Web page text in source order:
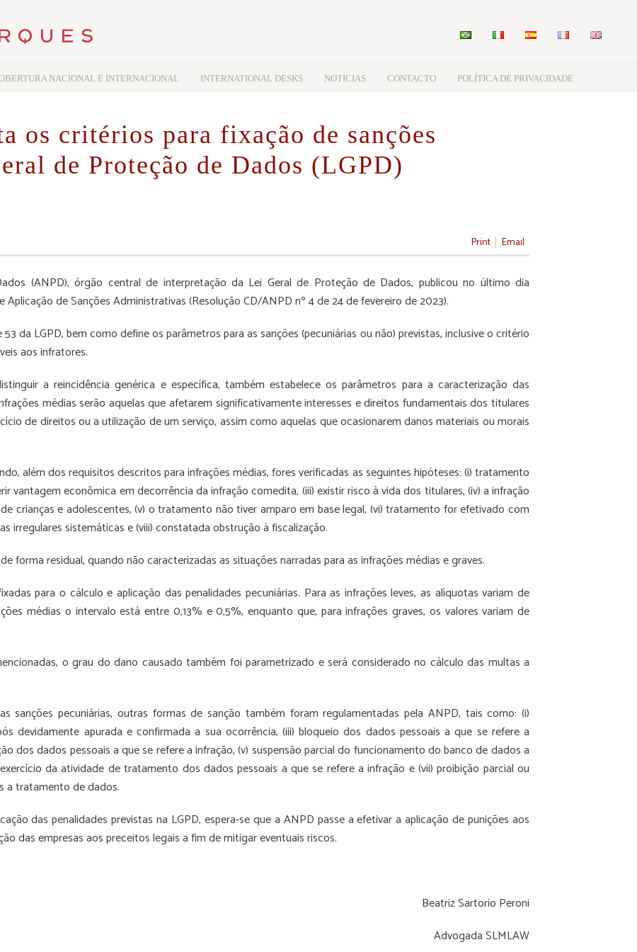
NACIONAL E INTERNACIONAL INTERNATIONAL DESKS NOTICIAS CONTACTO POLÍTICA DE PRIVACIDADE
os critérios para fixação de sanções
de Proteção de Dados (LGPD)
Print Email
(ANPD), órgão central de interpretação da Lei Geral de Proteção de Dados, publicou no último dia
de Sanções Administrativas (Resolução CD/ANPD nº 4 de 24 de fevereiro de 2023).
da LGPD, bem como define os parâmetros para as sanções (pecuniárias ou não) previstas, inclusive o critério
aos infratores.
a reincidência genérica e específica, também estabelece os parâmetros para a caracterização das
médias serão aquelas que afetarem significativamente interesses e direitos fundamentais dos titulares
de direitos ou a utilização de um serviço, assim como aquelas que ocasionarem danos materiais ou morais
além dos requisitos descritos para infrações médias, fores verificadas as seguintes hipóteses: (i) tratamento
vantagem econômica em decorrência da infração comedita, (iii) existir risco à vida dos titulares, (iv) a infração
crianças e adolescentes, (v) o tratamento não tiver amparo em base legal, (vi) tratamento for efetivado com
irregulares sistemáticas e (viii) constatada obstrução à fiscalização.
forma residual, quando não caracterizadas as situações narradas para as infrações médias e graves.
para o cálculo e aplicação das penalidades pecuniárias. Para as infrações leves, as alíquotas variam de
médias o intervalo está entre 0,13% e 0,5%, enquanto que, para infrações graves, os valores variam de
o grau do dano causado também foi parametrizado e será considerado no cálculo das multas a
sanções pecuniárias, outras formas de sanção também foram regulamentadas pela ANPD, tais como: (i)
devidamente apurada e confirmada a sua ocorrência, (iii) bloqueio dos dados pessoais a que se refere a
dos dados pessoais a que se refere a infração, (v) suspensão parcial do funcionamento do banco de dados a
da atividade de tratamento dos dados pessoais a que se refere a infração e (vii) proibição parcial ou
a tratamento de dados.
das penalidades previstas na LGPD, espera-se que a ANPD passe a efetivar a aplicação de punições aos
das empresas aos preceitos legais a fim de mitigar eventuais riscos.
Beatriz Sartorio Peroni
Advogada SLMLAW